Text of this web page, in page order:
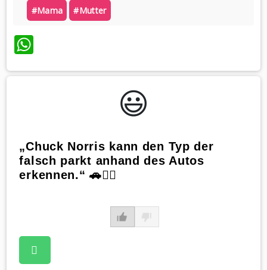
#mama #mutter
WhatsApp
😃️
„Chuck Norris kann den Typ der
falsch parkt anhand des Autos
erkennen.“ 🚗🕵️‍♂️